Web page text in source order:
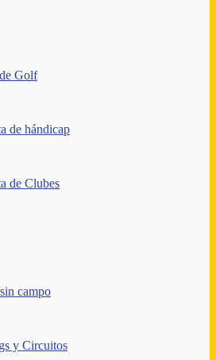
Golf
de hándicap
de Clubes
campo
y Circuitos